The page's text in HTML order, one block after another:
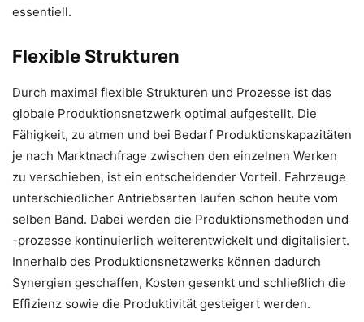
essentiell.
Flexible Strukturen
Durch maximal flexible Strukturen und Prozesse ist das
globale Produktionsnetzwerk optimal aufgestellt. Die
Fähigkeit, zu atmen und bei Bedarf Produktionskapazitäten
je nach Marktnachfrage zwischen den einzelnen Werken
zu verschieben, ist ein entscheidender Vorteil. Fahrzeuge
unterschiedlicher Antriebsarten laufen schon heute vom
selben Band. Dabei werden die Produktionsmethoden und
-prozesse kontinuierlich weiterentwickelt und digitalisiert.
Innerhalb des Produktionsnetzwerks können dadurch
Synergien geschaffen, Kosten gesenkt und schließlich die
Effizienz sowie die Produktivität gesteigert werden.